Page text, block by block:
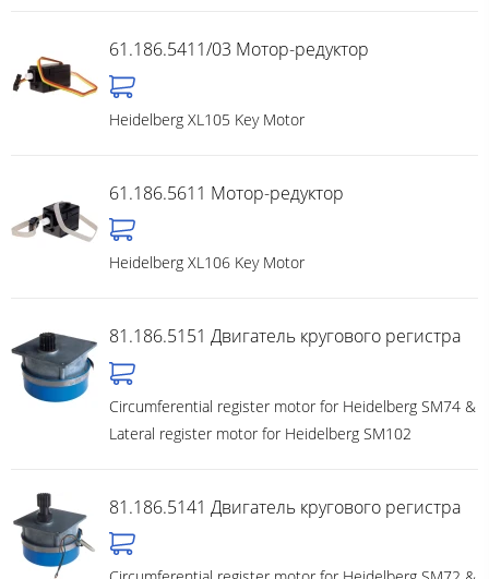
61.186.5411/03 Мотор-редуктор
Heidelberg XL105 Key Motor
61.186.5611 Мотор-редуктор
Heidelberg XL106 Key Motor
81.186.5151 Двигатель кругового регистра
Circumferential register motor for Heidelberg SM74 &
Lateral register motor for Heidelberg SM102
81.186.5141 Двигатель кругового регистра